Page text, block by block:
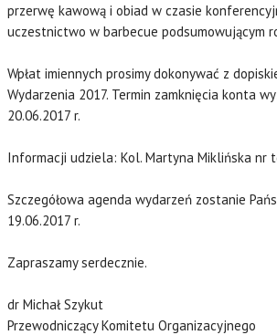
przerwę kawową i obiad w czasie
uczestnictwo w barbecue podsumowującym
Wpłat imiennych prosimy dokonywać z
Wydarzenia 2017. Termin zamknięcia konta
20.06.2017 r.
Informacji udziela: Kol. Martyna Miklińska nr
Szczegółowa agenda wydarzeń zostanie
19.06.2017 r.
Zapraszamy serdecznie.
dr Michał Szykut
Przewodniczący Komitetu Organizacyjnego